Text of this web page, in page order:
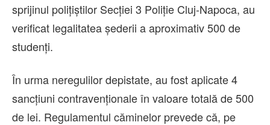
sprijinul polițiștilor Secției 3 Poliție Cluj-Napoca, au
verificat legalitatea șederii a aproximativ 500 de
studenți.
În urma neregulilor depistate, au fost aplicate 4
sancțiuni contravenționale în valoare totală de 500
de lei. Regulamentul căminelor prevede că, pe